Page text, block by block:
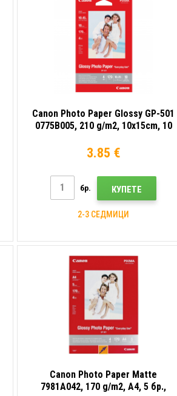
Canon Photo Paper Glossy GP-501
0775B005, 210 g/m2, 10x15cm, 10
3.85 €
бр. КУПЕТЕ
2-3 СЕДМИЦИ
Canon Photo Paper Matte
7981A042, 170 g/m2, A4, 5 бр.,